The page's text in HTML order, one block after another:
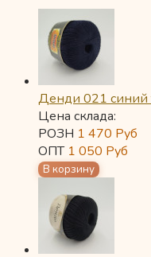
Денди 021 синий
Цена склада:
РОЗН 1 470 Руб
ОПТ 1 050 Руб